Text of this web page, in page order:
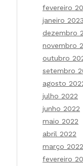
fevereiro
janeiro 2023
dezembro
novembro
outubro
setembro
agosto
julho 2022
junho 2022
maio 2022
abril 2022
março 2022
fevereiro